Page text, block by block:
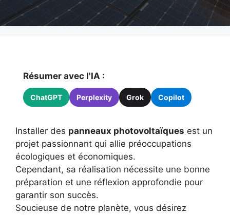
Résumer avec l'IA :
ChatGPT Perplexity Grok Copilot
Installer des panneaux photovoltaïques est un
projet passionnant qui allie préoccupations
écologiques et économiques.
Cependant, sa réalisation nécessite une bonne
préparation et une réflexion approfondie pour
garantir son succès.
Soucieuse de notre planète, vous désirez